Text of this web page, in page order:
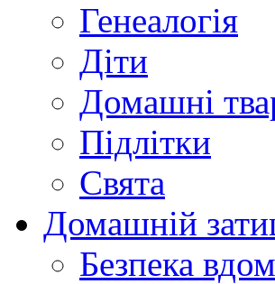
Генеалогія
Діти
Домашні
Підлітки
Свята
Домашній
Безпека